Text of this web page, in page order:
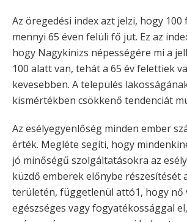
Az öregedési index azt jelzi, hogy 100
mennyi 65 éven felüli fő jut. Ez az
hogy Nagykinizs népességére mi a
100 alatt van, tehát a 65 év felettiek
kevesebben. A település
kismértékben csökkenő tendenciát
Az esélyegyenlőség minden ember
érték. Megléte segíti, hogy
jó minőségű szolgáltatásokra az
küzdő emberek előnybe részesítését
területén, függetlenül attó1, hogy nő
egészséges vagy fogyatékossággal